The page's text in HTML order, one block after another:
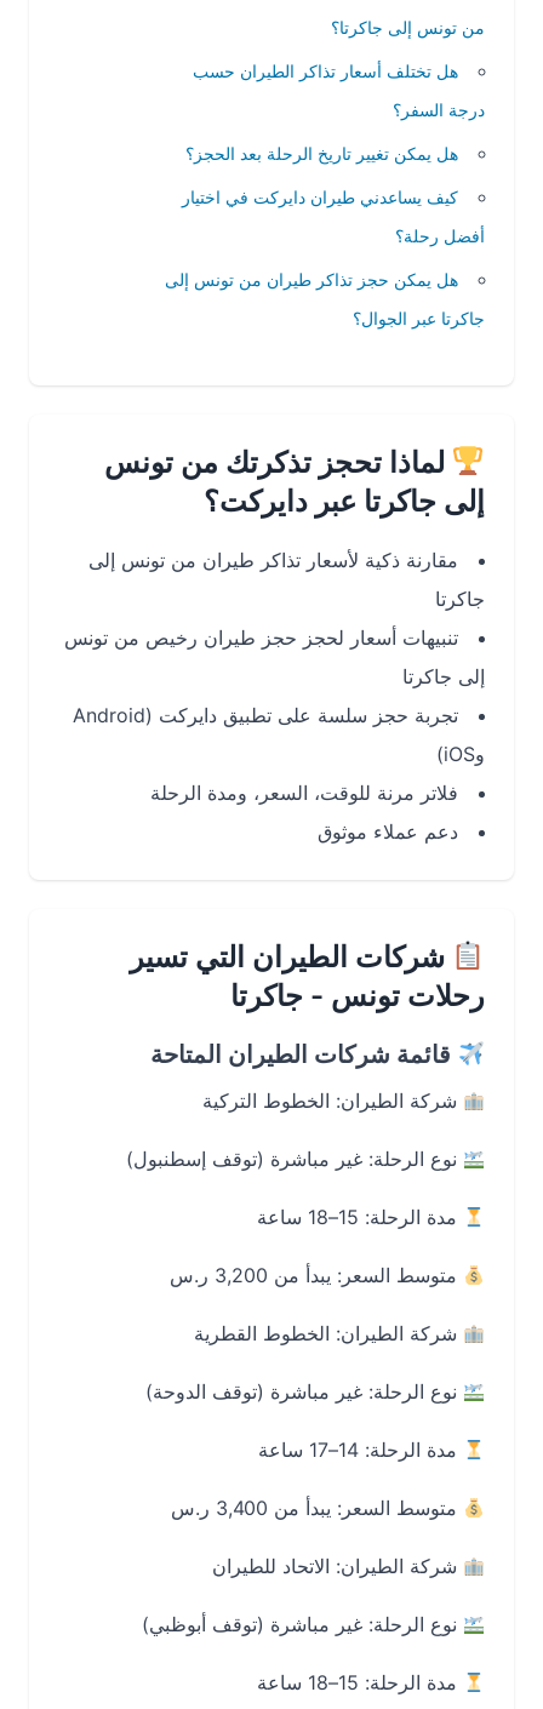
من تونس إلى جاكرتا؟
هل تختلف أسعار تذاكر الطيران حسب
درجة السفر؟
هل يمكن تغيير تاريخ الرحلة بعد الحجز؟
كيف يساعدني طيران دايركت في اختيار
أفضل رحلة؟
هل يمكن حجز تذاكر طيران من تونس إلى
جاكرتا عبر الجوال؟
لماذا تحجز تذكرتك من تونس
إلى جاكرتا عبر دايركت؟
مقارنة ذكية لأسعار تذاكر طيران من تونس إلى
تنبيهات أسعار لحجز حجز طيران رخيص من تونس
إلى جاكرتا
تجربة حجز سلسة على تطبيق دايركت (Android
فلاتر مرنة للوقت، السعر، ومدة الرحلة
دعم عملاء موثوق
شركات الطيران التي تسير
رحلات تونس - جاكرتا
قائمة شركات الطيران المتاحة
شركة الطيران: الخطوط التركية
نوع الرحلة: غير مباشرة (توقف إسطنبول)
مدة الرحلة: 15–18 ساعة
متوسط السعر: يبدأ من 3,200 ر.س
شركة الطيران: الخطوط القطرية
نوع الرحلة: غير مباشرة (توقف الدوحة)
مدة الرحلة: 14–17 ساعة
متوسط السعر: يبدأ من 3,400 ر.س
شركة الطيران: الاتحاد للطيران
نوع الرحلة: غير مباشرة (توقف أبوظبي)
مدة الرحلة: 15–18 ساعة